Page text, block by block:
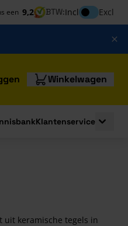
een 9,2 BTW:InclInclusief btw
Excl
Winkelwagen
Klantenservice
uit keramische tegels in